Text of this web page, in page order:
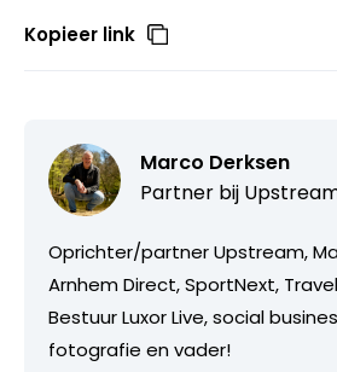
Kopieer link
Marco Derksen
Partner bij
Oprichter/partner Upstream,
Arnhem Direct, SportNext,
Bestuur Luxor Live, social
fotografie en vader!